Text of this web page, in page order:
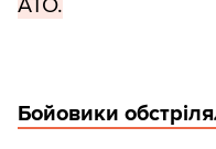
АТО.
Бойовики